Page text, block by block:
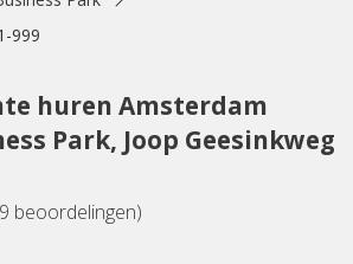
999
huren Amsterdam
Park, Joop Geesinkweg
9 beoordelingen)